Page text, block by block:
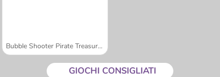
Bubble Shooter Pirate Treasures
GIOCHI CONSIGLIATI